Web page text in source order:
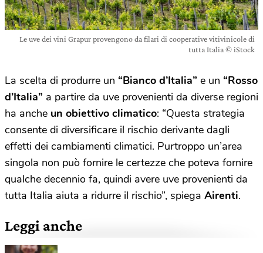
Le uve dei vini Grapur provengono da filari di cooperative vitivinicole di
tutta Italia © iStock
La scelta di produrre un “Bianco d’Italia” e un “Rosso
d’Italia” a partire da uve provenienti da diverse regioni
ha anche un obiettivo climatico: “Questa strategia
consente di diversificare il rischio derivante dagli
effetti dei cambiamenti climatici. Purtroppo un’area
singola non può fornire le certezze che poteva fornire
qualche decennio fa, quindi avere uve provenienti da
tutta Italia aiuta a ridurre il rischio”, spiega Airenti.
Leggi anche